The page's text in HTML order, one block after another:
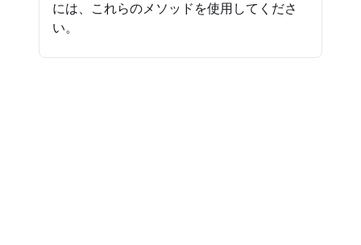
には、これらのメソッドを使用してくださ
い。